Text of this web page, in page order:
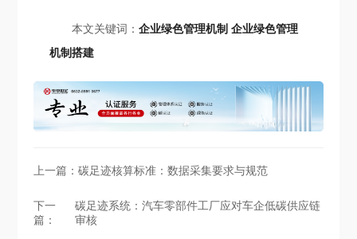
本文关键词：企业绿色管理机制 企业绿色管理
机制搭建
上一篇：碳足迹核算标准：数据采集要求与规范
下一
篇：
碳足迹系统：汽车零部件工厂应对车企低碳供应链
审核